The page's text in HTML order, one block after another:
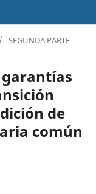
/ SEGUNDA PARTE
de
común